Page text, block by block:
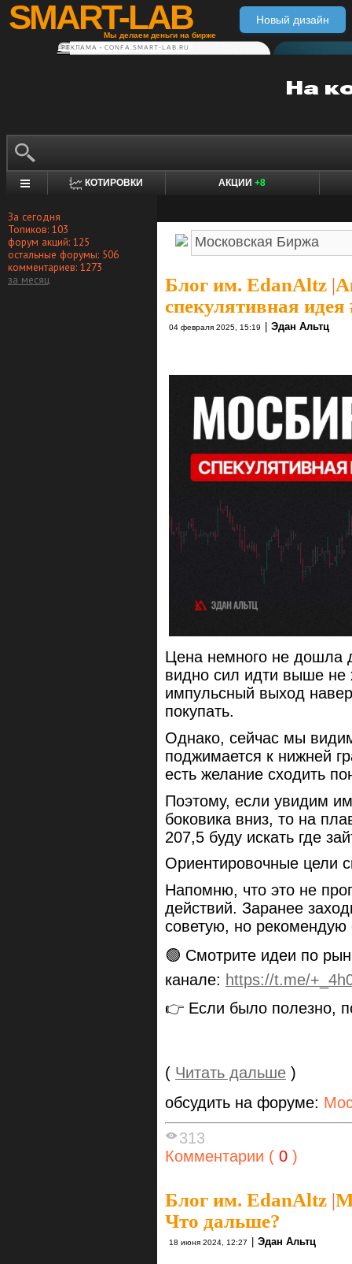
SMART-LAB
Мы делаем деньги на бирже
Новый дизайн
РЕКЛАМА • CONFA.SMART-LAB.RU
КОТИРОВКИ АКЦИИ +8
За сегодня
Топиков: 103
форум акций: 125
остальные форумы: 506
комментариев: 1273
за месяц
Блог им. EdanAltz |
спекулятивная
04 февраля 2025, 15:19 Эдан Альтц
Цена немного не дошла
видно сил идти выше не
импульсный выход
покупать.
Однако, сейчас мы
поджимается к нижней
есть желание сходить
Поэтому, если увидим
боковика вниз, то на
207,5 буду искать где
Ориентировочные цели
Напомню, что это не
действий. Заранее
советую, но рекомендую
🟢 Смотрите идеи по
канале: https://t.me/
👉 Если было полезно,
( Читать дальше )
обсудить на форуме:
313
Комментарии ( 0 )
Блог им. EdanAltz |
Что дальше?
18 июня 2024, 12:27 Эдан Альтц